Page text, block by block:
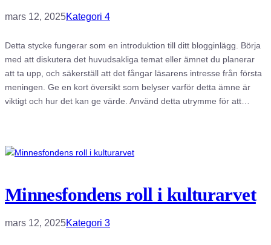
mars 12, 2025Kategori 4
Detta stycke fungerar som en introduktion till ditt blogginlägg. Börja
med att diskutera det huvudsakliga temat eller ämnet du planerar
att ta upp, och säkerställ att det fångar läsarens intresse från första
meningen. Ge en kort översikt som belyser varför detta ämne är
viktigt och hur det kan ge värde. Använd detta utrymme för att…
Minnesfondens roll i kulturarvet
mars 12, 2025Kategori 3